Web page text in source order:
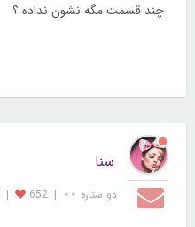
چند قسمت مگه نشون نداده ؟
سنا
دو ستاره ⋆⋆ |
652
|